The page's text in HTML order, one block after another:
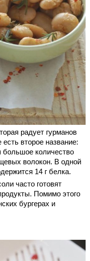
радует гурманов
второе название:
количество
волокон. В одной
14 г белка.
часто готовят
Помимо этого
бургерах и